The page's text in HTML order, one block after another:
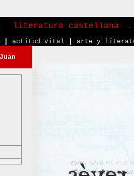
literatura castellana .
actitud vital arte y